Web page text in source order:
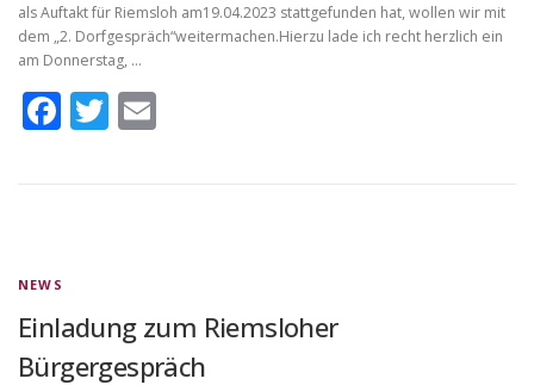
als Auftakt für Riemsloh am19.04.2023 stattgefunden hat, wollen wir mit
dem „2. Dorfgespräch“weitermachen.Hierzu lade ich recht herzlich ein
am Donnerstag, …
Facebook
Twitter
NEWS
Einladung zum Riemsloher
Bürgergespräch